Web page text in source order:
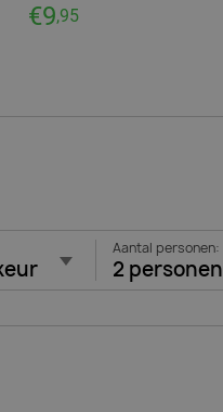
€9,95
Aantal personen:
2 personen